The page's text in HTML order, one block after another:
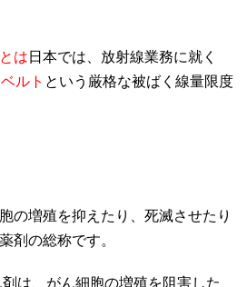
は 日本では、放射線業務に就く
ルト という厳格な被ばく線量限度
の増殖を抑えたり、死滅させたり
剤の総称です。
は、がん細胞の増殖を阻害した